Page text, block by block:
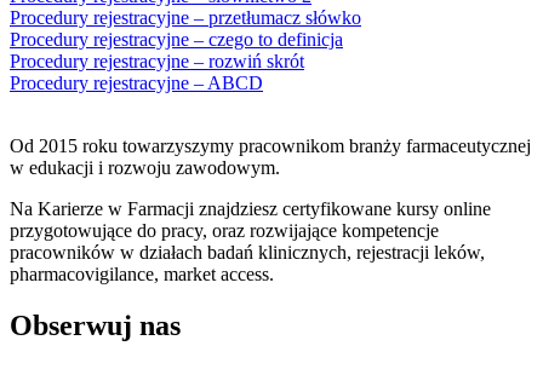
Procedury rejestracyjne – przetłumacz słówko
Procedury rejestracyjne – czego to definicja
Procedury rejestracyjne – rozwiń skrót
Procedury rejestracyjne – ABCD
Od 2015 roku towarzyszymy pracownikom branży farmaceutycznej
w edukacji i rozwoju zawodowym.
Na Karierze w Farmacji znajdziesz certyfikowane kursy online
przygotowujące do pracy, oraz rozwijające kompetencje
pracowników w działach badań klinicznych, rejestracji leków,
pharmacovigilance, market access.
Obserwuj nas